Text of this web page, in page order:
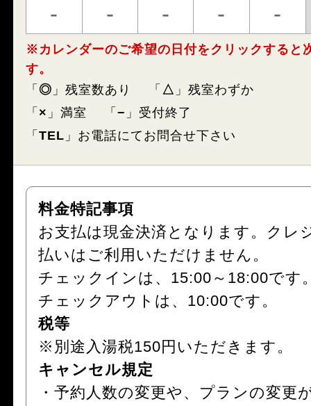
- - - - -
※カレンダーのご希望の日付をクリックすると
す。
「 ◎ 」残室数あり 「 △ 」残室わずか
「 × 」満室 「− 」受付終了
「TEL 」お電話にてお問合せ下さい
料金特記事項
お支払は現金決済となります。クレ
払いはご利用いただけません。
チェックインは、15:00～18:00です
チェックアウトは、10:00です。
税等
※別途入湯税150円いただきます。
キャンセル規定
・予約人数の変更や、プランの変更